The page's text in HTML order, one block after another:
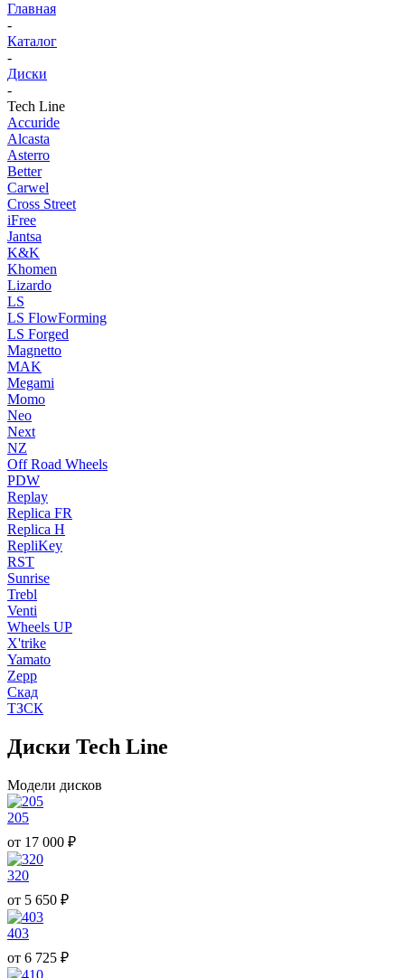
Главная
-
Каталог
-
Диски
-
Tech Line
Accuride
Alcasta
Asterro
Better
Carwel
Cross Street
iFree
Jantsa
K&K
Khomen
Lizardo
LS
LS FlowForming
LS Forged
Magnetto
MAK
Megami
Momo
Neo
Next
NZ
Off Road Wheels
PDW
Replay
Replica FR
Replica H
RepliKey
RST
Sunrise
Trebl
Venti
Wheels UP
X'trike
Yamato
Zepp
Скад
ТЗСК
Диски Tech Line
Модели дисков
205
от 17 000 ₽
320
от 5 650 ₽
403
от 6 725 ₽